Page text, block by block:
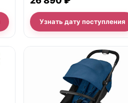
Узнать дату поступления